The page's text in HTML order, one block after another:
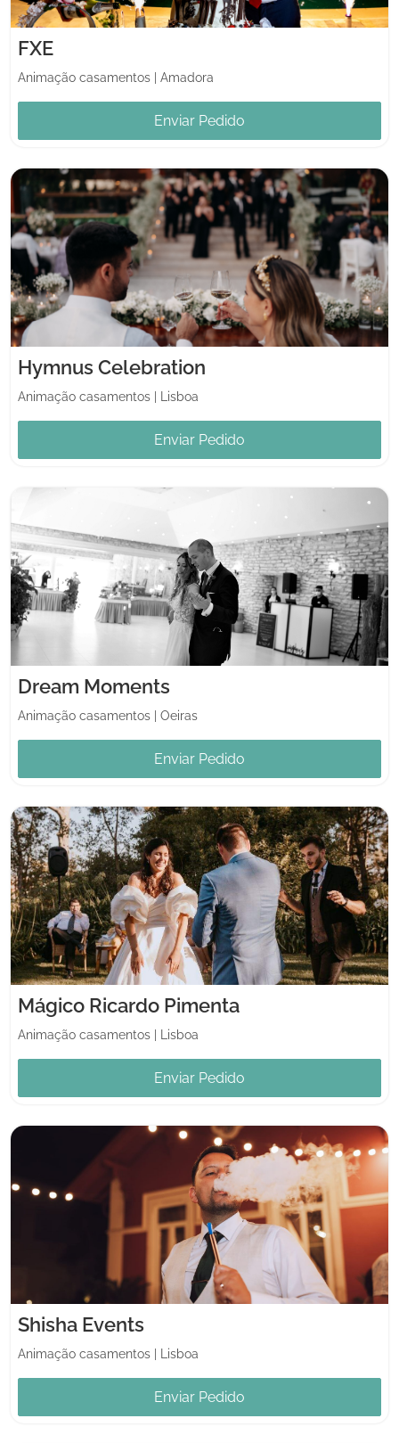
FXE
Animação casamentos Amadora
Enviar Pedido
Hymnus Celebration
Animação casamentos Lisboa
Enviar Pedido
Dream Moments
Animação casamentos Oeiras
Enviar Pedido
Mágico Ricardo Pimenta
Animação casamentos Lisboa
Enviar Pedido
Shisha Events
Animação casamentos Lisboa
Enviar Pedido